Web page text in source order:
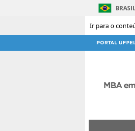
Ir para o
PORTAL
MBA